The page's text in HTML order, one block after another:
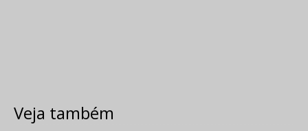
Veja também